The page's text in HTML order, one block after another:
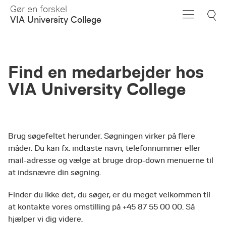
Skip
Main
Gør en forskel
VIA University College
Find en medarbejder hos
VIA University College
Brug søgefeltet herunder. Søgningen virker på flere
måder. Du kan fx. indtaste navn, telefonnummer eller
mail-adresse og vælge at bruge drop-down menuerne til
at indsnævre din søgning.
Finder du ikke det, du søger, er du meget velkommen til
at kontakte vores omstilling på +45 87 55 00 00. Så
hjælper vi dig videre.